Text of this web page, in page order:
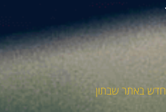
חדש באתר שבתון